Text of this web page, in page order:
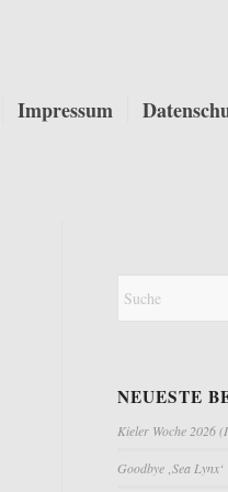
Impressum
NEUESTE
Kieler Woche 2026
Goodbye ‚Sea Lynx‘